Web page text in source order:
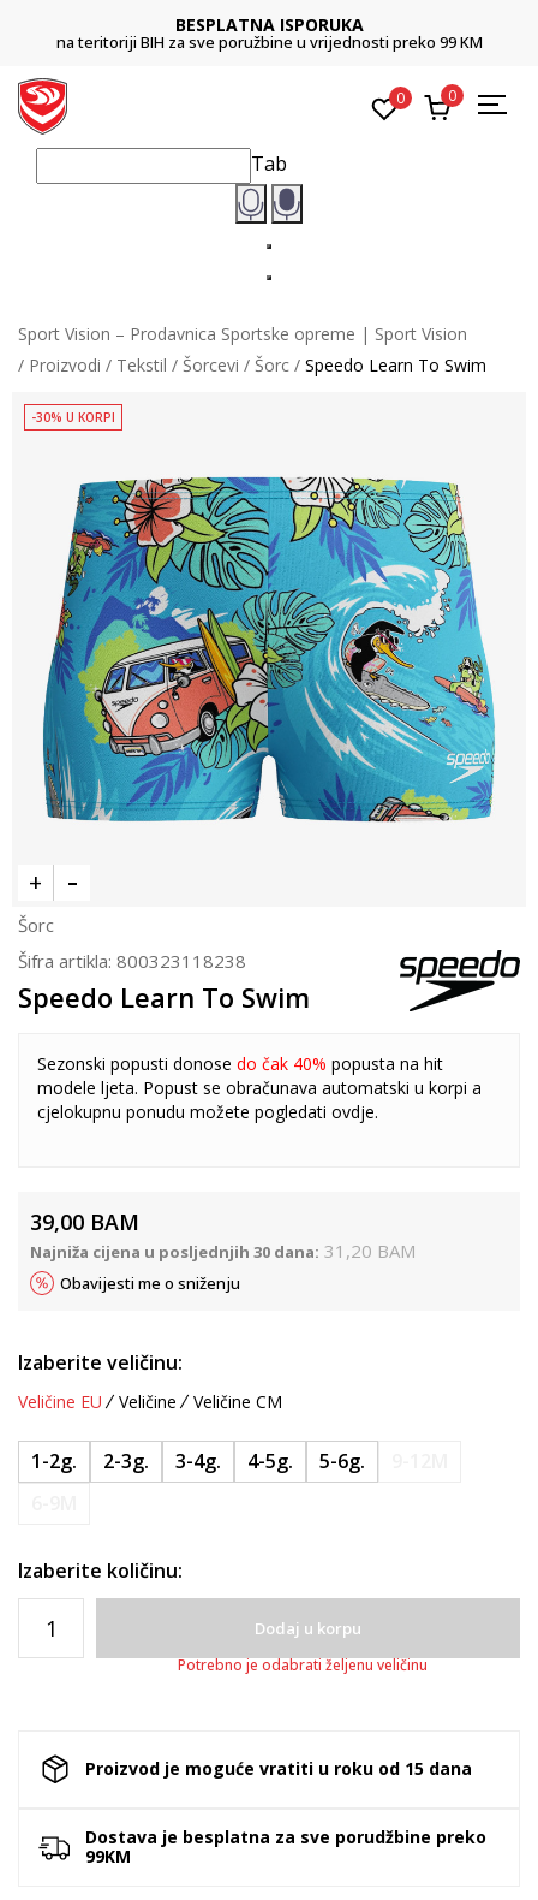
BESPLATNA ISPORUKA
na teritoriji BIH za sve poružbine u vrijednosti preko 99 KM
0 0
Tab
Sport Vision – Prodavnica Sportske opreme | Sport Vision
Proizvodi
Tekstil Šorcevi Šorc Speedo Learn To Swim
-30% U KORPI
Šorc
Šifra artikla: 800323118238
Speedo Learn To Swim
Sezonski popusti donose do čak 40% popusta na hit
modele ljeta. Popust se obračunava automatski u korpi a
cjelokupnu ponudu možete pogledati ovdje.
39,00 BAM
Najniža cijena u posljednjih 30 dana: 31,20 BAM
Obavijesti me o sniženju
Izaberite veličinu:
Veličine EU Veličine Veličine CM
1-2g. 2-3g. 3-4g. 4-5g. 5-6g.
Izaberite količinu:
Dodaj u korpu
Potrebno je odabrati željenu veličinu
Proizvod je moguće vratiti u roku od 15 dana
Dostava je besplatna za sve porudžbine preko
99KM